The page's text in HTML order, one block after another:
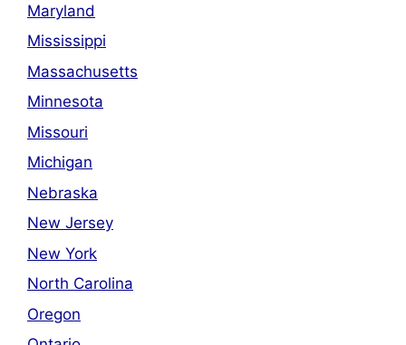
Maryland
Mississippi
Massachusetts
Minnesota
Missouri
Michigan
Nebraska
New Jersey
New York
North Carolina
Oregon